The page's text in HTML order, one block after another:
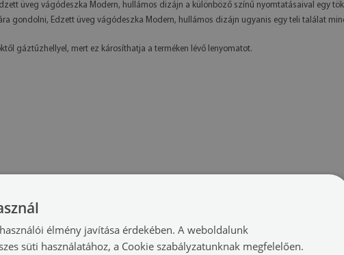
üveg vágódeszka Modern, hullámos dizájn a különböző színű nyomtatásaival egy
gondolni, Edzett üveg vágódeszka Modern, hullámos dizájn ugyanis egy teli találat
gáztűzhellyel, mert ez károsíthatja a terméken lévő lenyomatot.
élmény javítása érdekében. A weboldalunk
süti használatához, a Cookie szabályzatunknak megfelelően.